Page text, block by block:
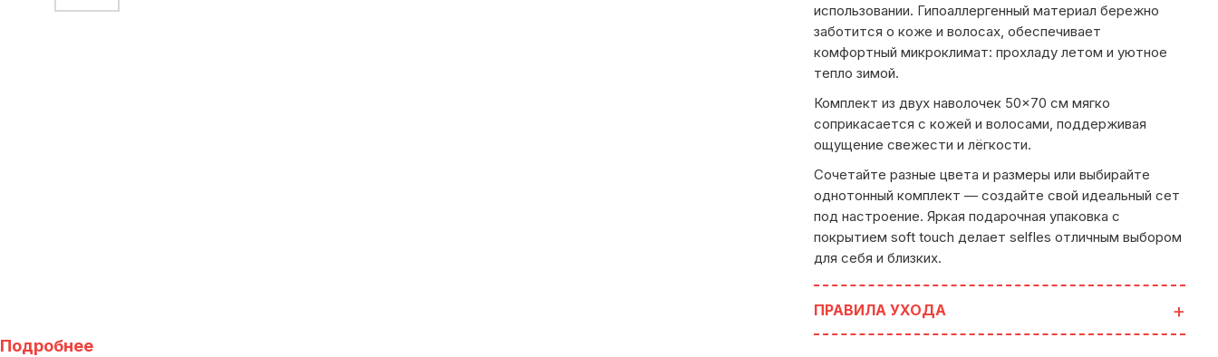
использовании. Гипоаллергенный материал бережно
заботится о коже и волосах, обеспечивает
комфортный микроклимат: прохладу летом и уютное
тепло зимой.
Комплект из двух наволочек 50×70 см мягко
соприкасается с кожей и волосами, поддерживая
ощущение свежести и лёгкости.
Сочетайте разные цвета и размеры или выбирайте
однотонный комплект — создайте свой идеальный сет
под настроение. Яркая подарочная упаковка с
покрытием soft touch делает selfles отличным выбором
для себя и близких.
ПРАВИЛА УХОДА
Подробнее